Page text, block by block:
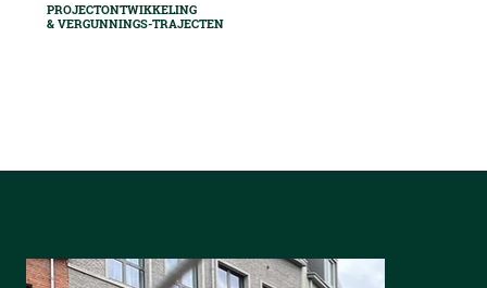
PROJECTONTWIKKELING
& VERGUNNINGS-TRAJECTEN